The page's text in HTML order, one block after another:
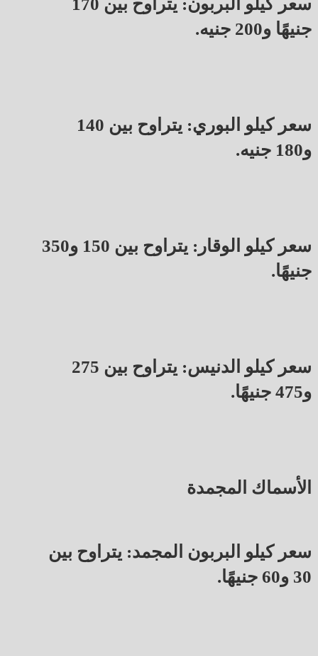
سعر كيلو البربون: يتراوح بين 170
جنيهًا و200 جنيه.
سعر كيلو البوري: يتراوح بين 140
و180 جنيه.
سعر كيلو الوقار: يتراوح بين 150 و350
جنيهًا.
سعر كيلو الدنيس: يتراوح بين 275
و475 جنيهًا.
الأسماك المجمدة
سعر كيلو البربون المجمد: يتراوح بين
30 و60 جنيهًا.